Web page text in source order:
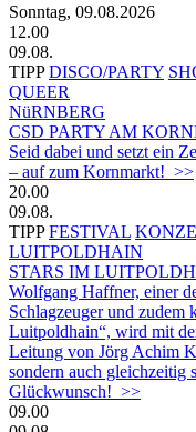
Sonntag, 09.08.2026
12.00
09.08.
TIPP DISCO/PARTY
QUEER
NüRNBERG
CSD PARTY AM
Seid dabei und setzt ein
– auf zum Kornmarkt! >>
20.00
09.08.
TIPP FESTIVAL
LUITPOLDHAIN
STARS IM
Wolfgang Haffner, einer
Schlagzeuger und zudem
Luitpoldhain“, wird mit
Leitung von Jörg Achim
sondern auch gleichzeitig
Glückwunsch! >>
09.00